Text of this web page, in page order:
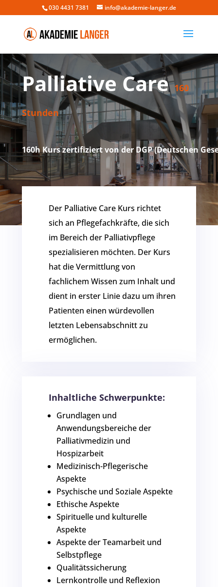
030 4431 7381 info@akademie-langer.de
Palliative Care160
Stunden
160h Kurs zertifiziert von der DGP (Deutschen
Der Palliative Care Kurs richtet
sich an Pflegefachkräfte, die sich
im Bereich der Palliativpflege
spezialisieren möchten. Der Kurs
hat die Vermittlung von
fachlichem Wissen zum Inhalt und
dient in erster Linie dazu um ihren
Patienten einen würdevollen
letzten Lebensabschnitt zu
ermöglichen.
Inhaltliche Schwerpunkte:
Grundlagen und
Anwendungsbereiche der
Palliativmedizin und
Hospizarbeit
Medizinisch-Pflegerische
Aspekte
Psychische und Soziale Aspekte
Ethische Aspekte
Spirituelle und kulturelle
Aspekte
Aspekte der Teamarbeit und
Selbstpflege
Qualitätssicherung
Lernkontrolle und Reflexion